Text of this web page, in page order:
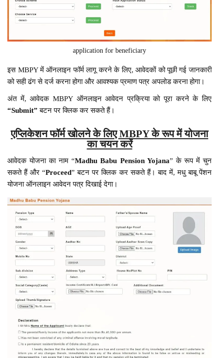
application for beneficiary
इस MBPY में ऑनलाइन फॉर्म लागू करने के लिए, आवेदकों को पूछी गई जानकारी
को सही ढंग से दर्ज करना होगा और आवश्यक प्रमाण पत्र अपलोड करना होगा।
अंत में, आवेदक MBPY ऑनलाइन आवेदन प्रक्रिया को पूरा करने के लिए
“Submit” बटन पर क्लिक कर सकते हैं।
एप्लिकेशन फॉर्म खोलने के लिए MBPY के रूप में योजना
का चयन करें
आवेदक योजना का नाम “Madhu Babu Pension Yojana” के रूप में चुन
सकते हैं और “Proceed” बटन पर क्लिक कर सकते हैं। बाद में, मधु बाबू पेंशन
योजना ऑनलाइन आवेदन पत्र दिखाई देगा।